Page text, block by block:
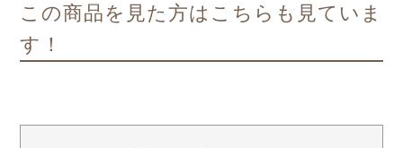
この商品を見た方はこちらも見ていま
す！